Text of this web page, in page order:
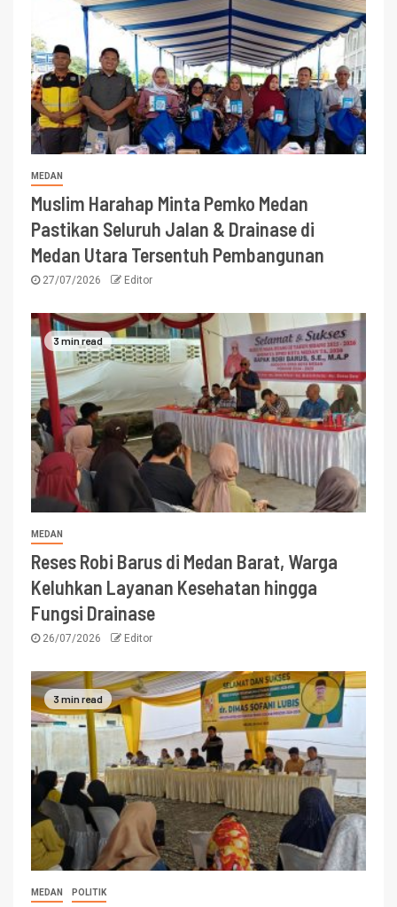
MEDAN
Muslim Harahap Minta Pemko Medan
Pastikan Seluruh Jalan & Drainase di
Medan Utara Tersentuh Pembangunan
27/07/2026 Editor
3 min read
MEDAN
Reses Robi Barus di Medan Barat, Warga
Keluhkan Layanan Kesehatan hingga
Fungsi Drainase
26/07/2026 Editor
3 min read
MEDAN POLITIK